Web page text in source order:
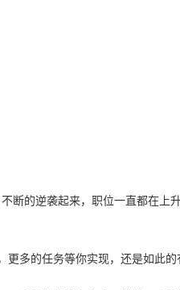
断的逆袭起来，职位一直都在上
多的任务等你实现，还是如此的